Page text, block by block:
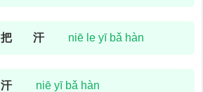
把 汗 niē le yī bǎ hàn
汗 niē yī bǎ hàn